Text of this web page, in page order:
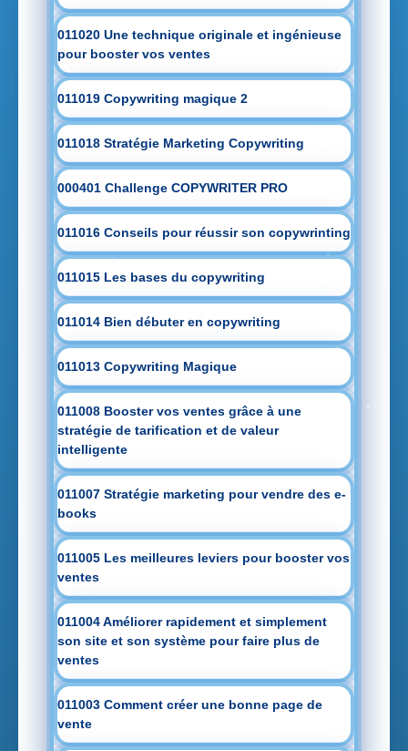
011020 Une technique originale et ingénieuse
pour booster vos ventes
011019 Copywriting magique 2
011018 Stratégie Marketing Copywriting
000401 Challenge COPYWRITER PRO
011016 Conseils pour réussir son copywrinting
011015 Les bases du copywriting
011014 Bien débuter en copywriting
011013 Copywriting Magique
011008 Booster vos ventes grâce à une
stratégie de tarification et de valeur
intelligente
011007 Stratégie marketing pour vendre des e-
books
011005 Les meilleures leviers pour booster vos
ventes
011004 Améliorer rapidement et simplement
son site et son système pour faire plus de
ventes
011003 Comment créer une bonne page de
vente